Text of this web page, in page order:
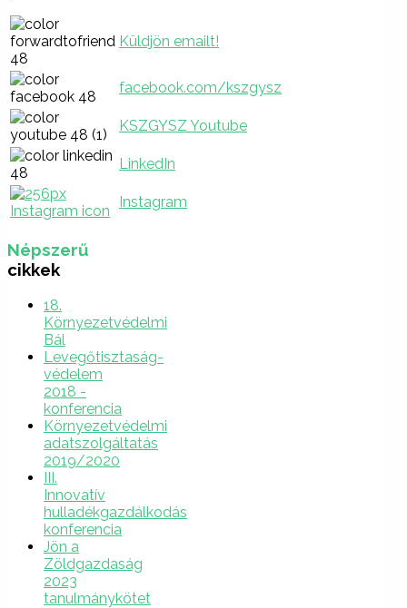
Küldjön emailt!
facebook.com/kszgysz
KSZGYSZ Youtube
LinkedIn
Instagram
Népszerű
cikkek
18.
Környezetvédelmi
Bál
Levegőtisztaság-
védelem
2018 -
konferencia
Környezetvédelmi
adatszolgáltatás
2019/2020
III.
Innovatív
hulladékgazdálkodás
konferencia
Jön a
Zöldgazdaság
2023
tanulmánykötet